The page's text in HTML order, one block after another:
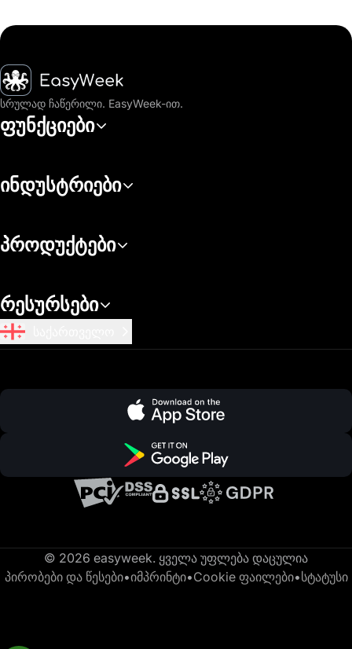
მთავარი
სრულად ჩაწერილი. EasyWeek-ით.
ფუნქციები
ინდუსტრიები
პროდუქტები
რესურსები
© 2026 easyweek. ყველა უფლება დაცულია
პირობები და წესები•იმპრინტი•Cookie ფაილები•სტატუსი